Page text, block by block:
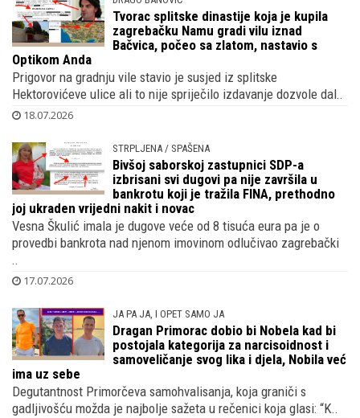
Tvorac splitske dinastije koja je kupila
zagrebačku Namu gradi vilu iznad
Bačvica, počeo sa zlatom, nastavio s
Optikom Anda
Prigovor na gradnju vile stavio je susjed iz splitske
Hektorovićeve ulice ali to nije spriječilo izdavanje dozvole dal..
18.07.2026
STRPLJENA / SPAŠENA
Bivšoj saborskoj zastupnici SDP-a
izbrisani svi dugovi pa nije završila u
bankrotu koji je tražila FINA, prethodno
joj ukraden vrijedni nakit i novac
Vesna Škulić imala je dugove veće od 8 tisuća eura pa je o
provedbi bankrota nad njenom imovinom odlučivao zagrebački
..
17.07.2026
JA PA JA, I OPET SAMO JA
Dragan Primorac dobio bi Nobela kad bi
postojala kategorija za narcisoidnost i
samoveličanje svog lika i djela, Nobila već
ima uz sebe
Degutantnost Primorčeva samohvalisanja, koja graniči s
gadljivošću možda je najbolje sažeta u rečenici koja glasi: “K..